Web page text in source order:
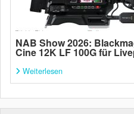
NAB Show 2026:
Cine 12K LF 100G für
Weiterlesen